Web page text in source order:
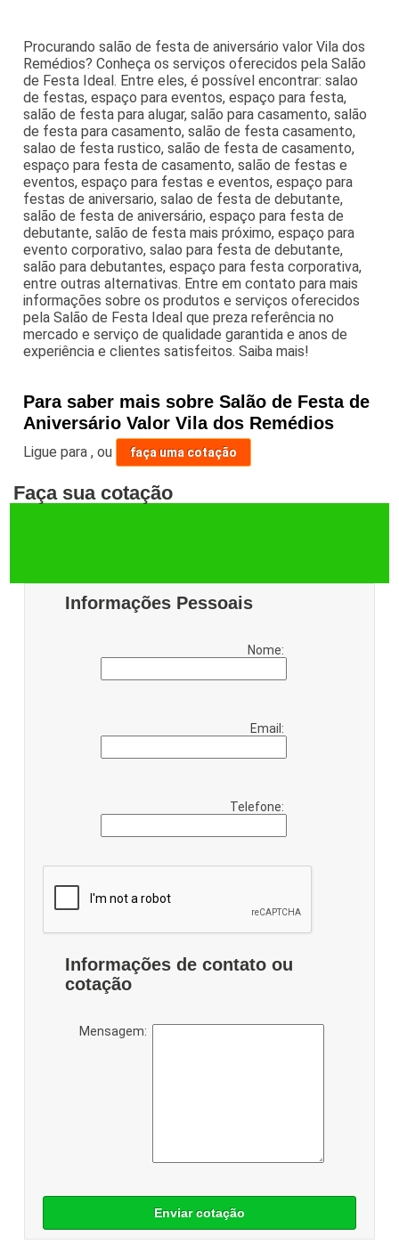
Procurando salão de festa de aniversário valor Vila dos
Remédios? Conheça os serviços oferecidos pela Salão
de Festa Ideal. Entre eles, é possível encontrar: salao
de festas, espaço para eventos, espaço para festa,
salão de festa para alugar, salão para casamento, salão
de festa para casamento, salão de festa casamento,
salao de festa rustico, salão de festa de casamento,
espaço para festa de casamento, salão de festas e
eventos, espaço para festas e eventos, espaço para
festas de aniversario, salao de festa de debutante,
salão de festa de aniversário, espaço para festa de
debutante, salão de festa mais próximo, espaço para
evento corporativo, salao para festa de debutante,
salão para debutantes, espaço para festa corporativa,
entre outras alternativas. Entre em contato para mais
informações sobre os produtos e serviços oferecidos
pela Salão de Festa Ideal que preza referência no
mercado e serviço de qualidade garantida e anos de
experiência e clientes satisfeitos. Saiba mais!
Para saber mais sobre Salão de Festa de
Aniversário Valor Vila dos Remédios
Ligue para,ou faça uma cotação
Faça sua cotação
Informações Pessoais
Nome:
Email:
Telefone:
Informações de contato ou
cotação
Mensagem:
Enviar cotação